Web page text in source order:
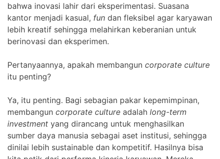
bahwa inovasi lahir dari eksperimentasi. Suasana
kantor menjadi kasual, fun dan fleksibel agar karyawan
lebih kreatif sehingga melahirkan keberanian untuk
berinovasi dan eksperimen.
Pertanyaannya, apakah membangun corporate culture
itu penting?
Ya, itu penting. Bagi sebagian pakar kepemimpinan,
membangun corporate culture adalah long-term
investment yang dirancang untuk menghasilkan
sumber daya manusia sebagai aset institusi, sehingga
dinilai lebih sustainable dan kompetitif. Hasilnya bisa